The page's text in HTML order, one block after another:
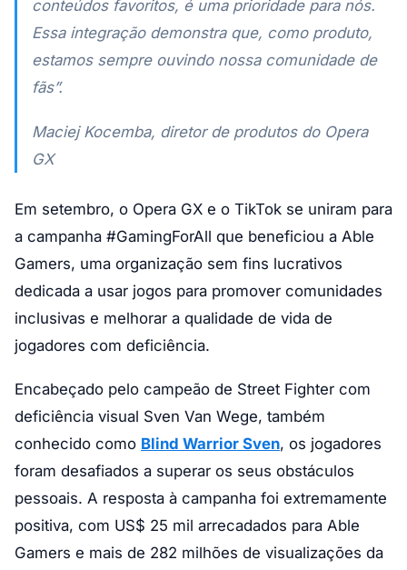
conteúdos favoritos, é uma prioridade para nós.
Essa integração demonstra que, como produto,
estamos sempre ouvindo nossa comunidade de
fãs”.
Maciej Kocemba, diretor de produtos do Opera
GX
Em setembro, o Opera GX e o TikTok se uniram para
a campanha #GamingForAll que beneficiou a Able
Gamers, uma organização sem fins lucrativos
dedicada a usar jogos para promover comunidades
inclusivas e melhorar a qualidade de vida de
jogadores com deficiência.
Encabeçado pelo campeão de Street Fighter com
deficiência visual Sven Van Wege, também
conhecido como Blind Warrior Sven, os jogadores
foram desafiados a superar os seus obstáculos
pessoais. A resposta à campanha foi extremamente
positiva, com US$ 25 mil arrecadados para Able
Gamers e mais de 282 milhões de visualizações da